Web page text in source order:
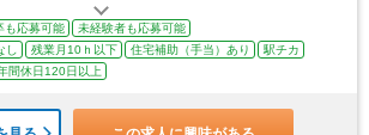
も応募可能
未経験者も応募可能
残業月10ｈ以下 住宅補助（手当）あり
駅チカ
間休日120日以上